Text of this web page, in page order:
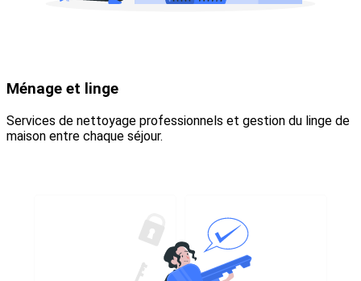
Ménage et linge
Services de nettoyage professionnels et gestion du linge de
maison entre chaque séjour.